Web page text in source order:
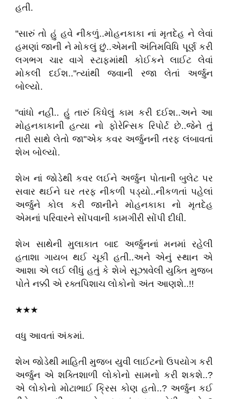
હતી.
"સારું તો હું હવે નીકળું..મોહનકાકા નાં મૃતદેહ ને લેવાં
હમણાં જાની ને મોકલું છું..એમની અંતિમવિધિ પૂર્ણ કરી
લગભગ ચાર વાગે સ્ટાફમાંથી કોઈકને લાઈટ લેવાં
મોકલી દઈશ.."ત્યાંથી જવાની રજા લેતાં અર્જુન
બોલ્યો.
"વાંધો નહીં.. હું તારું કિધેલું કામ કરી દઈશ..અને આ
મોહનકાકાની હત્યા નો ફોરેન્સિક રિપોર્ટ છે..જેને તું
તારી સાથે લેતો જા"એક કવર અર્જુનની તરફ લંબાવતાં
શેખ બોલ્યો.
શેખ નાં જોડેથી કવર લઈને અર્જુન પોતાની બુલેટ પર
સવાર થઈને ઘર તરફ નીકળી પડ્યો..નીકળતાં પહેલાં
અર્જુને કોલ કરી જાનીને મોહનકાકા નો મૃતદેહ
એમનાં પરિવારને સોંપવાની કામગીરી સોંપી દીધી.
શેખ સાથેની મુલાકાત બાદ અર્જુનનાં મનમાં રહેલી
હતાશા ગાયબ થઈ ચૂકી હતી..અને એનું સ્થાન એ
આશા એ લઈ લીધું હતું કે શેખે સૂઝાવેલી યુક્તિ મુજબ
પોતે નક્કી એ રક્તપિશાચ લોકોનો અંત આણશે..!!
★★★
વધુ આવતાં અંકમાં.
શેખ જોડેથી માહિતી મુજબ યુવી લાઈટનો ઉપયોગ કરી
અર્જુન એ શક્તિશાળી લોકોનો સામનો કરી શકશે..?
એ લોકોનો મોટાભાઈ ક્રિસ કોણ હતો..? અર્જુન કઈ